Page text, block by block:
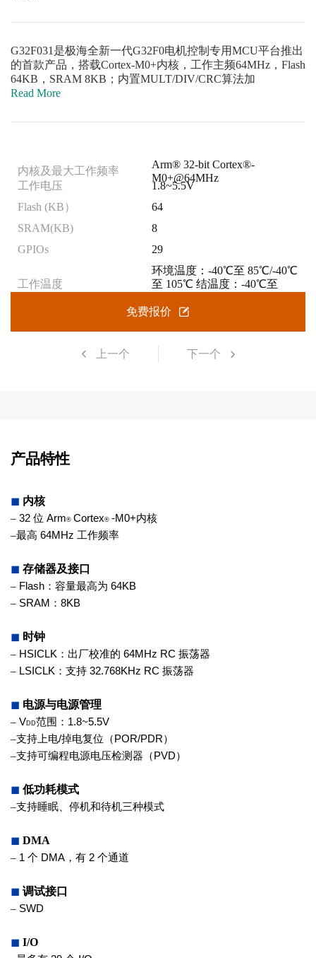
G32F031是极海全新一代G32F0电机控制专用MCU平台推出
的首款产品，搭载Cortex-M0+内核，工作主频64MHz，Flash
64KB，SRAM 8KB；内置MULT/DIV/CRC算法加
Read More
内核及最大工作频率
Arm® 32-bit Cortex®-
M0+@64MHz
工作电压
1.8~5.5V
Flash (KB）
64
SRAM(KB)
8
GPIOs
29
工作温度
环境温度：-40℃至 85℃/-40℃
至 105℃ 结温度：-40℃至
免费报价
上一个 下一个
产品特性
◼ 内核
– 32 位 Arm® Cortex® -M0+内核
–最高 64MHz 工作频率
◼ 存储器及接口
– Flash ：容量最高为 64KB
– SRAM ： 8KB
◼ 时钟
– HSICLK ：出厂校准的 64MHz RC 振荡器
– LSICLK ：支持 32.768KHz RC 振荡器
◼ 电源与电源管理
– VDD范围： 1.8~5.5V
–支持上电/掉电复位（ POR/PDR）
–支持可编程电源电压检测器（ PVD）
◼ 低功耗模式
–支持睡眠、停机和待机三种模式
◼ DMA
– 1 个 DMA ，有 2 个通道
◼ 调试接口
– SWD
◼ I/O